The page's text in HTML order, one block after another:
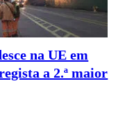
na UE em
a 2.ª maior